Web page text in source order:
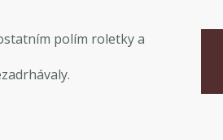
polím roletky a